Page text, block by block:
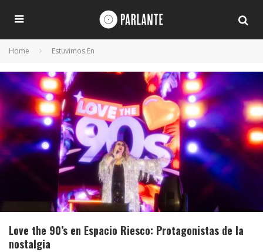
Home Estuvimos En
Love the 90’s en Espacio Riesco: Protagonistas de la
nostalgia